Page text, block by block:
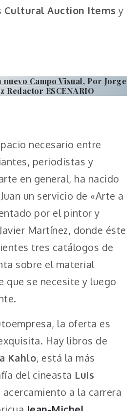
Cultural Auction Items y
Campo Visual, Por Jorge
Redactor ESCENARIO
necesario entre
periodistas y
en general, ha nacido
un servicio de «Arte a
por el pintor y
Martínez, donde éste
tres catálogos de
sobre el material
que se necesite y luego
la oferta es
Hay libros de
Kahlo, está la más
del cineasta Luis
acercamiento a la carrera